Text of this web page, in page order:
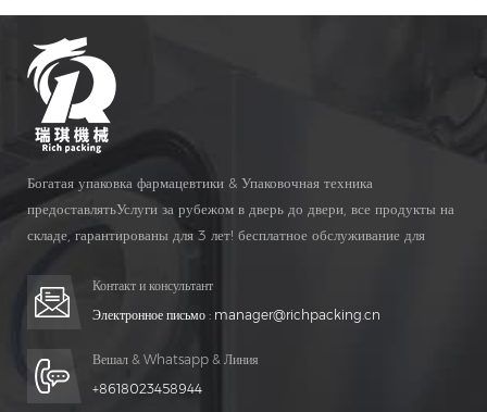
Богатая упаковка фармацевтики & Упаковочная техника
предоставлятьУслуги за рубежом в дверь до двери, все продукты на
складе, гарантированы для 3 лет! бесплатное обслуживание для
Контакт и консультант
Электронное письмо : manager@richpacking.cn
Вешал & Whatsapp & Линия
+8618023458944